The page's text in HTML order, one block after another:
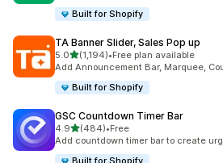
Built for Shopify
TA Banner Slider, Sales Pop up
5.0滿分 5 顆星
(1,194)
共有 1194 則評價
•Free plan available
Add Announcement Bar, Marquee,
Built for Shopify
GSC Countdown Timer Bar
4.9滿分 5 顆星
(484)
共有 484 則評價
•Free
Add countdown timer bar to create